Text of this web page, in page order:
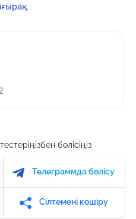
бөлісіңіз
Телеграммда бөлісу
Сілтемені көшіру